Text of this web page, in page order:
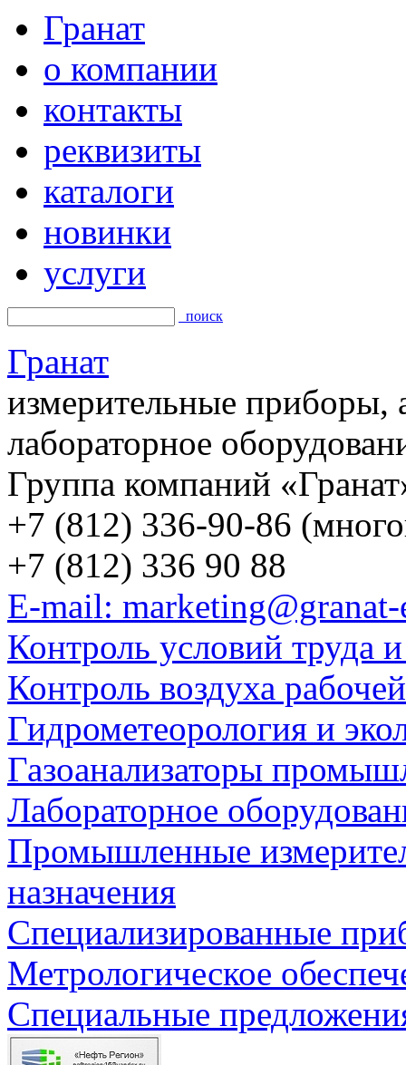
Гранат
о компании
контакты
реквизиты
каталоги
новинки
услуги
поиск
Гранат
измерительные приборы,
лабораторное
Группа компаний
+7 (812) 336-90-86
+7 (812) 336 90 88
E-mail:
Контроль условий труда
Контроль воздуха
Гидрометеорология и
Газоанализаторы
Лабораторное
Промышленные
назначения
Специализированные
Метрологическое
Специальные